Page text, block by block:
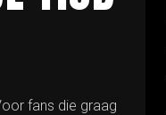
fans die graag